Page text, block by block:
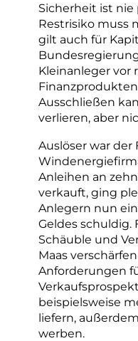
Sicherheit ist
Restrisiko muss
gilt auch für
Kleinanleger vor
Ausschließen
verlieren, aber
Auslöser war der
Anleihen an
verkauft, ging
Anlegern nun
Geldes schuldig.
Schäuble und
Maas
Anforderungen
beispielsweise
liefern,
werben.